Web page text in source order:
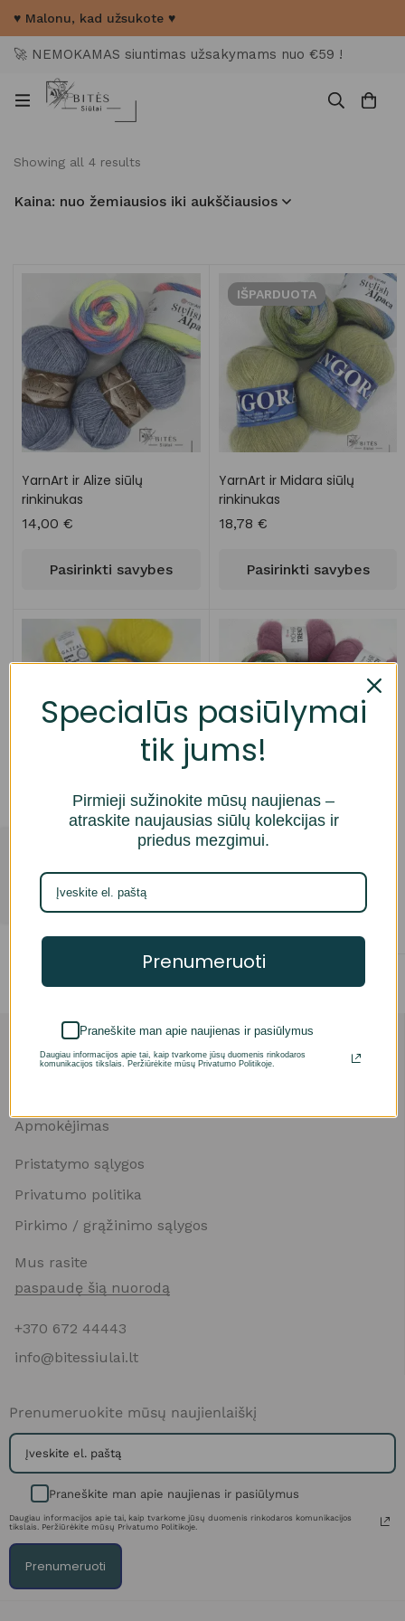
♥ Malonu, kad užsukote ♥
🚀 NEMOKAMAS siuntimas užsakymams nuo €59 !
Showing all 4 results
Kaina: nuo žemiausios iki aukščiausios
YarnArt ir Alize siūlų
rinkinukas
14,00 €
Pasirinkti savybes
IŠPARDUOTA
YarnArt ir Midara siūlų
rinkinukas
18,78 €
Pasirinkti savybes
YarnArt ir Gazzal siūlų
24,55€
Pasirinkti savybes
YarnArt siūlų rinkinukas
26,40€
Į krepšelį
Anketa
Prisijungimas
Apmokėjimas
Pristatymo sąlygos
Privatumo politika
Pirkimo / grąžinimo sąlygos
Mus rasite
paspaudę šią nuorodą
+370 672 44443
info@bitessiulai.lt
Prenumeruokite mūsų naujienlaiškį
Praneškite man apie naujienas ir pasiūlymus
Daugiau informacijos apie tai, kaip tvarkome jūsų duomenis rinkodaros komunikacijos
tikslais. Peržiūrėkite mūsų Privatumo Politikoje.
Prenumeruoti
Specialūs pasiūlymai
tik jums!
Pirmieji sužinokite mūsų naujienas –
atraskite naujausias siūlų kolekcijas ir
priedus mezgimui.
Prenumeruoti
Praneškite man apie naujienas ir pasiūlymus
Daugiau informacijos apie tai, kaip tvarkome jūsų duomenis rinkodaros
komunikacijos tikslais. Peržiūrėkite mūsų Privatumo Politikoje.